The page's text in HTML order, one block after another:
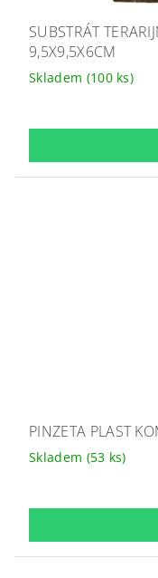
SUBSTRÁT
9,5X9,5X6CM
Skladem (100 ks)
PINZETA PLAST
Skladem (53 ks)